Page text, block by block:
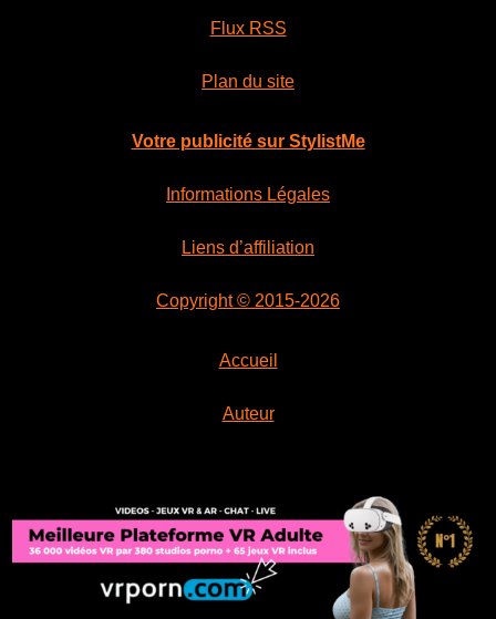
Flux RSS
Plan du site
Votre publicité sur StylistMe
Informations Légales
Liens d’affiliation
Copyright © 2015-2026
Accueil
Auteur